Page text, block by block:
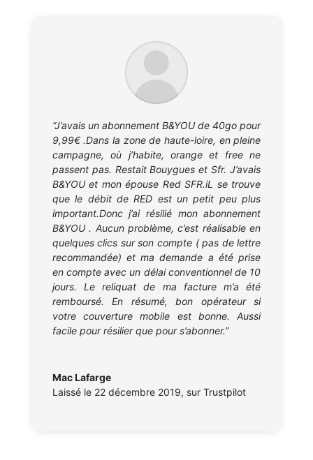
“J’avais un abonnement B&YOU de 40go pour
9,99€ .Dans la zone de haute-loire, en pleine
campagne, où j’habite, orange et free ne
passent pas. Restait Bouygues et Sfr. J’avais
B&YOU et mon épouse Red SFR.iL se trouve
que le débit de RED est un petit peu plus
important.Donc j’ai résilié mon abonnement
B&YOU . Aucun problème, c’est réalisable en
quelques clics sur son compte ( pas de lettre
recommandée) et ma demande a été prise
en compte avec un délai conventionnel de 10
jours. Le reliquat de ma facture m’a été
remboursé. En résumé, bon opérateur si
votre couverture mobile est bonne. Aussi
facile pour résilier que pour s’abonner.”
Mac Lafarge
Laissé le 22 décembre 2019, sur Trustpilot